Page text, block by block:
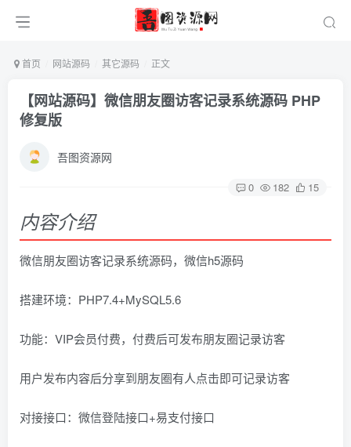
首页 网站源码 其它源码 正文
【网站源码】微信朋友圈访客记录系统源码 PHP
修复版
吾图资源网
0 182 15
内容介绍
微信朋友圈访客记录系统源码，微信h5源码
搭建环境：PHP7.4+MySQL5.6
功能：VIP会员付费，付费后可发布朋友圈记录访客
用户发布内容后分享到朋友圈有人点击即可记录访客
对接接口：微信登陆接口+易支付接口